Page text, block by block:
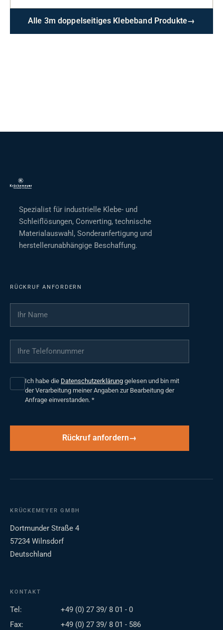
Alle 3m doppelseitiges Klebeband Produkte→
Spezialist für industrielle Klebe- und
Schleiflösungen, Converting, technische
Materialauswahl, Sonderanfertigung und
herstellerunabhängige Beschaffung.
RÜCKRUF ANFORDERN
Ihr Name
Ihre Telefonnummer
Ich habe die Datenschutzerklärung gelesen und bin mit
der Verarbeitung meiner Angaben zur Bearbeitung der
Anfrage einverstanden. *
Rückruf anfordern
KRÜCKEMEYER GMBH
Dortmunder Straße 4
57234 Wilnsdorf
Deutschland
KONTAKT
Tel:
+49 (0) 27 39/ 8 01 - 0
Fax:
+49 (0) 27 39/ 8 01 - 586